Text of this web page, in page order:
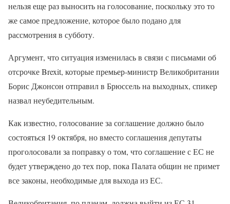
нельзя еще раз выносить на голосование, поскольку это то
же самое предложение, которое было подано для
рассмотрения в субботу.
Аргумент, что ситуация изменилась в связи с письмами об
отсрочке Brexit, которые премьер-министр Великобритании
Борис Джонсон отправил в Брюссель на выходных, спикер
назвал неубедительным.
Как известно, голосование за соглашение должно было
состояться 19 октября, но вместо соглашения депутаты
проголосовали за поправку о том, что соглашение с ЕС не
будет утверждено до тех пор, пока Палата общин не примет
все законы, необходимые для выхода из ЕС.